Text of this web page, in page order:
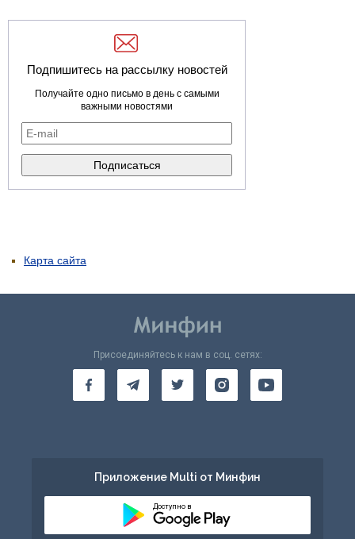
Подпишитесь на рассылку новостей
Получайте одно письмо в день с самыми
важными новостями
Карта сайта
Присоединяйтесь к нам в соц. сетях:
Приложение Multi от Минфин
Доступно в